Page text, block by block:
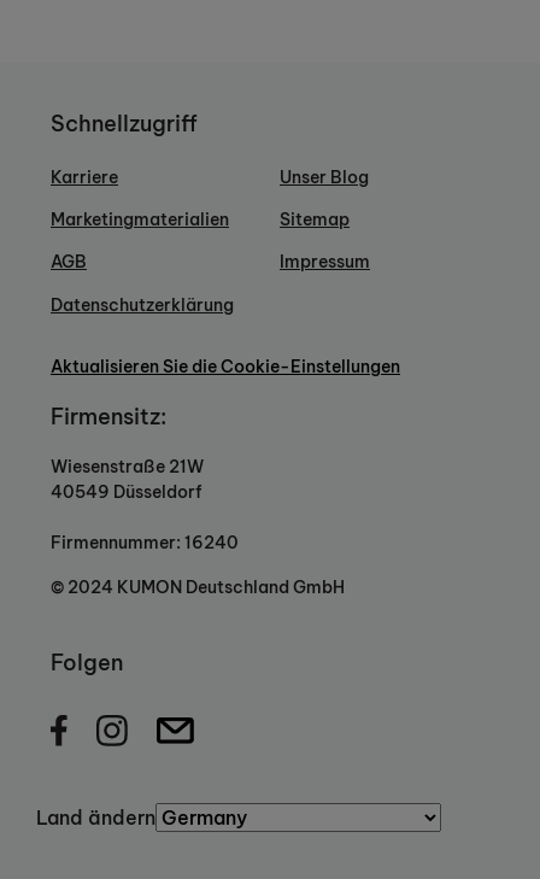
Schnellzugriff
Karriere
Marketingmaterialien
AGB
Datenschutzerklärung
Unser Blog
Sitemap
Impressum
Aktualisieren Sie die Cookie-Einstellungen
Firmensitz:
Wiesenstraße 21W
40549 Düsseldorf
Firmennummer: 16240
© 2024 KUMON Deutschland GmbH
Folgen
Land ändern